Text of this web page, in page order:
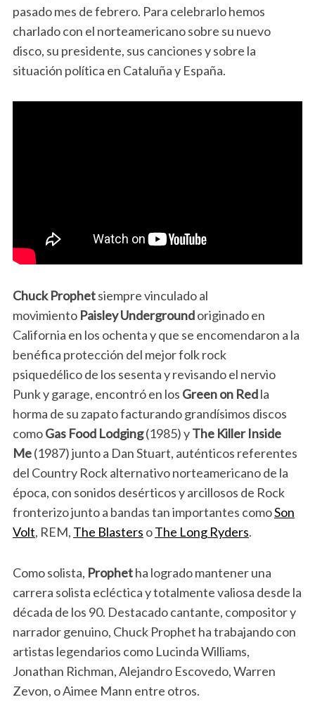
pasado mes de febrero. Para celebrarlo hemos
charlado con el norteamericano sobre su nuevo
disco, su presidente, sus canciones y sobre la
situación política en Cataluña y España.
Chuck Prophetsiempre vinculado al
movimiento Paisley Undergroundoriginado en
California en los ochenta y que se encomendaron a la
benéfica protección del mejor folk rock
psiquedélico de los sesenta y revisando el nervio
Punk y garage, encontró en los Green on Redla
horma de su zapato facturando grandísimos discos
comoGas Food Lodging(1985) yThe Killer Inside
Me(1987) junto a Dan Stuart, auténticos referentes
del Country Rock alternativo norteamericano de la
época, con sonidos desérticos y arcillosos de Rock
fronterizo junto a bandas tan importantes comoSon
Volt, REM, The Blasters oThe Long Ryders.
Como solista, Prophetha logrado mantener una
carrera solista ecléctica y totalmente valiosa desde la
década de los 90. Destacado cantante, compositor y
narrador genuino, Chuck Prophet ha trabajando con
artistas legendarios como Lucinda Williams,
Jonathan Richman, Alejandro Escovedo, Warren
Zevon, o Aimee Mann entre otros.